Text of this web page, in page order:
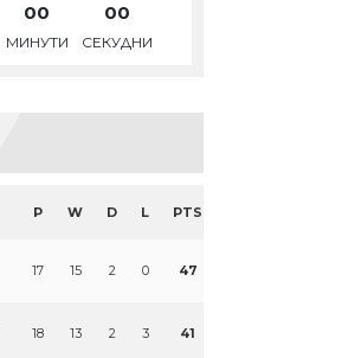
00
МИНУТИ
00
СЕКУДНИ
P W D L PTS
17 15 2 0 47
18 13 2 3 41